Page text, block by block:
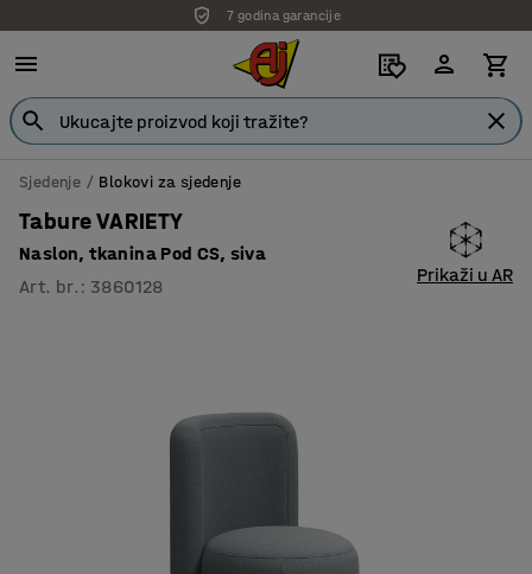
7 godina garancije
Sjedenje Blokovi za sjedenje
Tabure VARIETY
Naslon, tkanina Pod CS, siva
Art. br. : 3860128
Prikaži u AR